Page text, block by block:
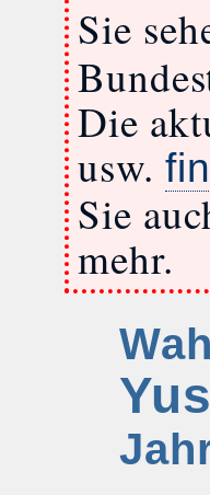
Sie
Die
usw.
Sie
mehr.